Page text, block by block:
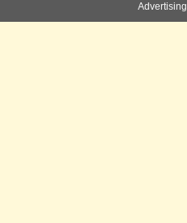
Advertising